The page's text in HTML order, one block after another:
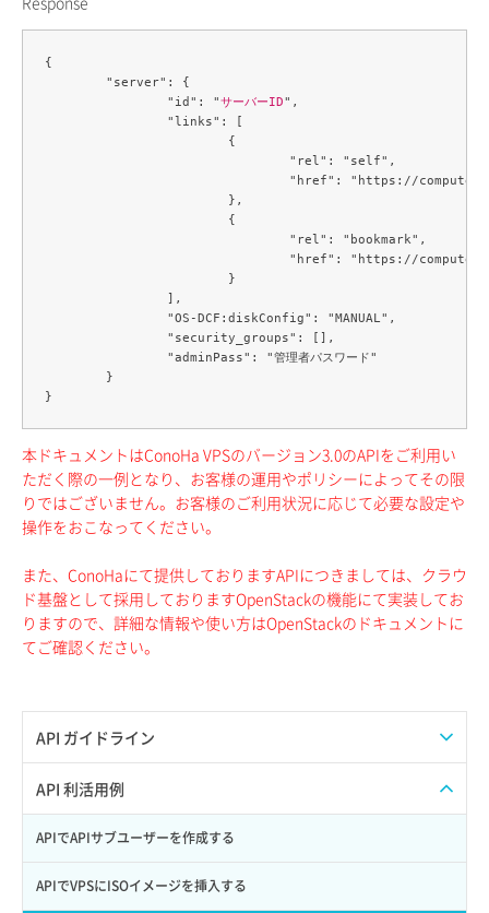
API ガイドライン
APIのご利用について
API 利活用例
APIでAPIサブユーザーを作成する
APIでVPSにISOイメージを挿入する
{
		"id": "
サーバーID",
本ドキュメントはConoHa VPSのバージョン3.0のAPIをご利用い
ただく際の一例となり、お客様の運用やポリシーによってその限
りではございません。お客様のご利用状況に応じて必要な設定や
操作をおこなってください。
また、ConoHaにて提供しておりますAPIにつきましては、クラウ
ド基盤として採用しておりますOpenStackの機能にて実装してお
りますので、詳細な情報や使い方はOpenStackのドキュメントに
てご確認ください。